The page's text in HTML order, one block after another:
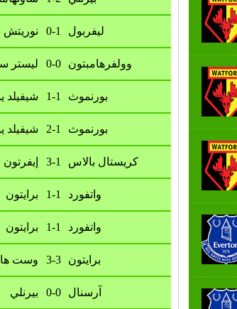
0-1 ليفربول
ليستر 0-0 وولفرهامبتون
شيفيلد 1-1 بورنموث
شيفيلد 2-1 بورنموث
إيفرتون 3-1 كريستال بالاس
برايتون 1-1 واتفورد
برايتون 1-1 واتفورد
وست هام 3-3 برايتون
بيرنلي 0-0 آرسنال